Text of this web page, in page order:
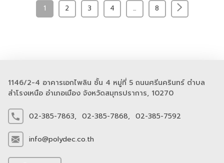
1 2 3 4 ... 8
1146/2-4 อาคารเอกไพลิน ชั้น 4 หมู่ที่ 5 ถนนศรีนครินทร์ ตำบล
สำโรงเหนือ อำเภอเมือง จังหวัดสมุทรปราการ, 10270
02-385-7863, 02-385-7868, 02-385-7592
info@polydec.co.th